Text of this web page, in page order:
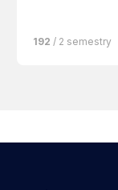
192 / 2 semestry